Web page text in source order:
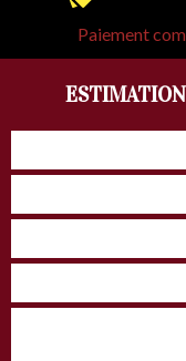
Paiement